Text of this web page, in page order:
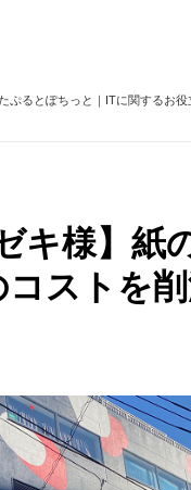
ぷるとぽちっと｜ITに関するお役
キ様】紙
ストを